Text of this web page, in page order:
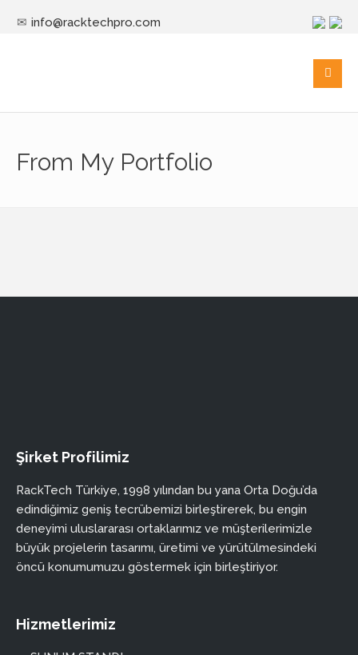
info@racktechpro.com
From My Portfolio
Şirket Profilimiz
RackTech Türkiye, 1998 yılından bu yana Orta Doğu’da
edindiğimiz geniş tecrübemizi birleştirerek, bu engin
deneyimi uluslararası ortaklarımız ve müşterilerimizle
büyük projelerin tasarımı, üretimi ve yürütülmesindeki
öncü konumumuzu göstermek için birleştiriyor.
Hizmetlerimiz